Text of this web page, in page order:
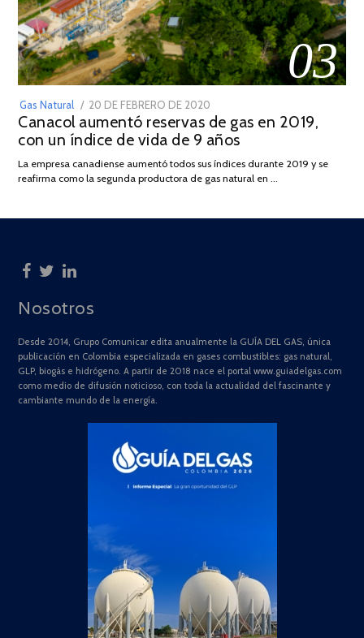
03
Gas Natural
POSTED
ON
20 DE FEBRERO DE 2020
DE
JULIO
2025
Canacol aumentó reservas de gas en 2019,
con un índice de vida de 9 años
La empresa canadiense aumentó todos sus índices durante 2019 y se
reafirma como la segunda productora de gas natural en …
Nosotros
Desde 2014, Grupo Comunicar edita anualmente la GUÍA DEL GAS, única
publicación en Colombia especializada en gases combustibles: gas natural,
GLP, biogás e hidrógeno. A partir de 2018 nace el portal www.guiadelgas.com
como medio de difusión noticioso, con toda la actualidad del fascinante y
cambiante mundo de la energía.